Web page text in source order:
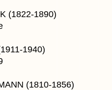
(1822-1890)
1940)
(1810-1856)